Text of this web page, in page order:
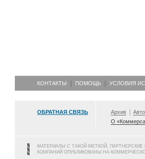
КОНТАКТЫ ПОМОЩЬ УСЛОВИЯ
ОБРАТНАЯ СВЯЗЬ Архив
О
МАТЕРИАЛЫ С ТАКОЙ МЕТКОЙ,
КОМПАНИЙ ОПУБЛИКОВАНЫ НА